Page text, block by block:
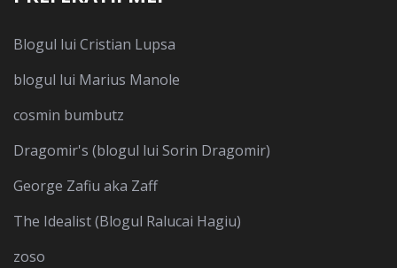
Blogul lui Cristian Lupsa
blogul lui Marius Manole
cosmin bumbutz
Dragomir's (blogul lui Sorin Dragomir)
George Zafiu aka Zaff
The Idealist (Blogul Ralucai Hagiu)
zoso